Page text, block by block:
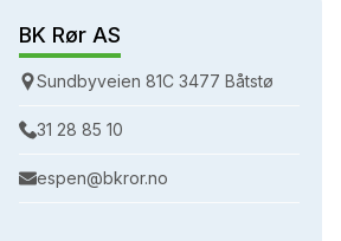
BK Rør AS
Sundbyveien 81C 3477 Båtstø
31 28 85 10
espen@bkror.no